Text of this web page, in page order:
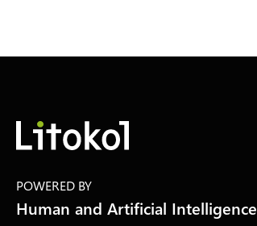
POWERED BY
Human and Artificial Intelligence